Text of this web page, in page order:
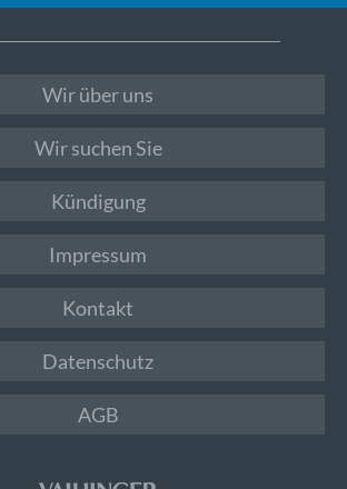
Wir über uns
Wir suchen Sie
Kündigung
Impressum
Kontakt
Datenschutz
AGB